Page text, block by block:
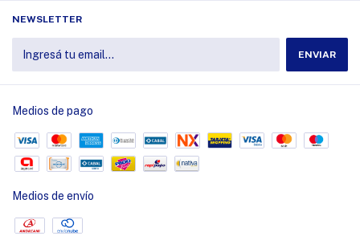
NEWSLETTER
Medios de pago
Medios de envío